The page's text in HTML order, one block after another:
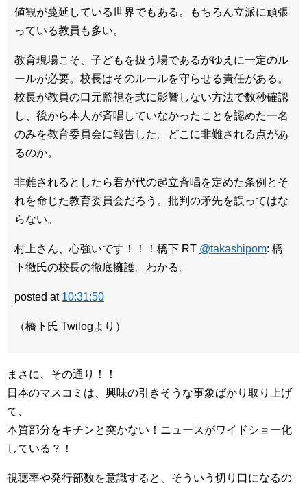
値観が蔓延している世界でもある。もちろん立派に頑張
っている教員も多い。
教育現場こそ、子どもを扱う場であるがゆえに一定のル
ールが必要。校長はそのルールを守らせる責任がある。
校長が教員の口元監視を式に影響しない方法で数秒確認
し、後から本人が斉唱していなかったことを認めた一名
のみを教育委員会に報告した。どこに非難される点があ
るのか。
非難されるとしたら君が代の起立斉唱を定めた条例とそ
れを命じた教育委員会だろう。批判の矛先を誤ってはな
らない。
村上さん、心強いです！！！橋下 RT @takashipom: 橋
下徹氏の校長の徹底擁護。わかる。
posted at 10:31:50
（橋下氏 Twilogより）
まさに、その通り！！
日本のマスコミは、興味の引きそうな事象ばかり取り上げ
て、
本質部分をキチンと突かない！ニュースがワイドショー化
している？！
視聴率や発行部数を意識すると、そういう切り口になるの